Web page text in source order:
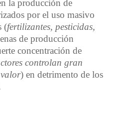
la producción de
por el uso masivo
(fertilizantes, pesticidas,
de producción
concentración de
controlan gran
) en detrimento de los